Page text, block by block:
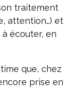
traitement
attention…) et
écouter, en
que, chez
prise en